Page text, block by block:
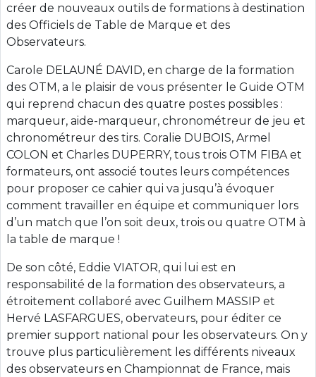
créer de nouveaux outils de formations à destination
des Officiels de Table de Marque et des
Observateurs.
Carole DELAUNÉ DAVID, en charge de la formation
des OTM, a le plaisir de vous présenter le Guide OTM
qui reprend chacun des quatre postes possibles :
marqueur, aide-marqueur, chronométreur de jeu et
chronométreur des tirs. Coralie DUBOIS, Armel
COLON et Charles DUPERRY, tous trois OTM FIBA et
formateurs, ont associé toutes leurs compétences
pour proposer ce cahier qui va jusqu’à évoquer
comment travailler en équipe et communiquer lors
d’un match que l’on soit deux, trois ou quatre OTM à
la table de marque !
De son côté, Eddie VIATOR, qui lui est en
responsabilité de la formation des observateurs, a
étroitement collaboré avec Guilhem MASSIP et
Hervé LASFARGUES, obervateurs, pour éditer ce
premier support national pour les observateurs. On y
trouve plus particulièrement les différents niveaux
des observateurs en Championnat de France, mais